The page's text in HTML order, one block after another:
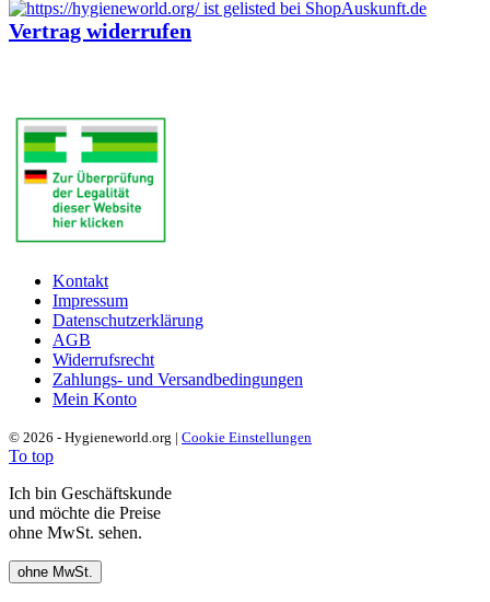
Vertrag widerrufen
Kontakt
Impressum
Datenschutzerklärung
AGB
Widerrufsrecht
Zahlungs- und Versandbedingungen
Mein Konto
© 2026 - Hygieneworld.org | Cookie Einstellungen
To top
Ich bin Geschäftskunde
und möchte die Preise
ohne MwSt. sehen.
ohne MwSt.